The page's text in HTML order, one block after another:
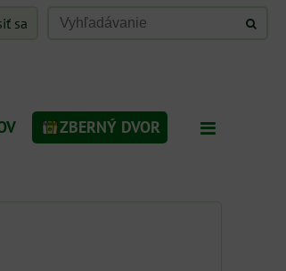
sa
ZBERNÝ DVOR